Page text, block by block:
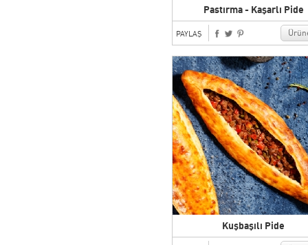
Pastırma - Kaşarlı Pide
PAYLAŞ
Kuşbaşılı Pide